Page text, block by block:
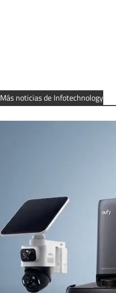
Más noticias de Infotechnology